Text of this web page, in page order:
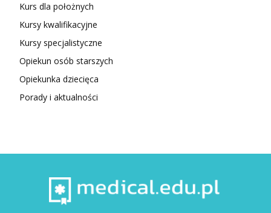
Kurs dla położnych
Kursy kwalifikacyjne
Kursy specjalistyczne
Opiekun osób starszych
Opiekunka dziecięca
Porady i aktualności